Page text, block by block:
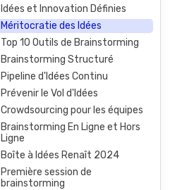
Idées et Innovation Définies
Méritocratie des Idées
Top 10 Outils de Brainstorming
Brainstorming Structuré
Pipeline d'Idées Continu
Prévenir le Vol d'Idées
Crowdsourcing pour les équipes
Brainstorming En Ligne et Hors
Ligne
Boîte à Idées Renaît 2024
Première session de
brainstorming